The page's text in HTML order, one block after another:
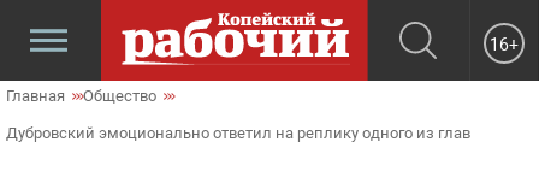
16+
Главная Общество
Дубровский эмоционально ответил на реплику одного из глав